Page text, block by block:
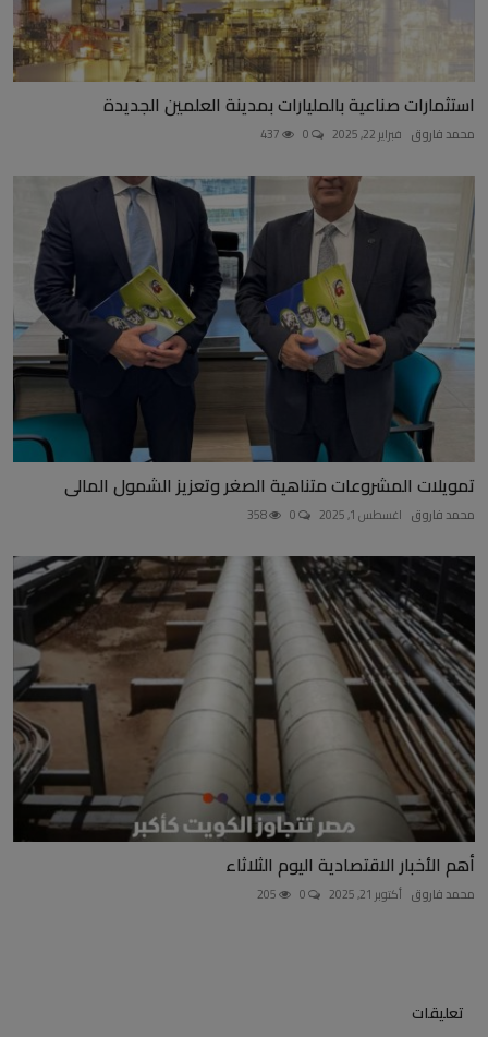
استثمارات صناعية بالمليارات بمدينة العلمين الجديدة
محمد فاروق فبراير 22, 2025
تمويلات المشروعات متناهية الصغر وتعزيز الشمول المالى
محمد فاروق اغسطس 1, 2025
أهم الأخبار الاقتصادية اليوم الثلاثاء
محمد فاروق أكتوبر 21, 2025
تعليقات